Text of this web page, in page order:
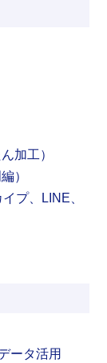
加工）
）
プ、LINE、
ータ活用